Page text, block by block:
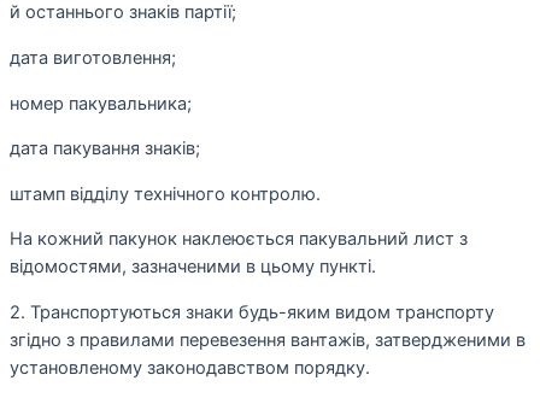
й останнього знаків партії;
дата виготовлення;
номер пакувальника;
дата пакування знаків;
штамп відділу технічного контролю.
На кожний пакунок наклеюється пакувальний лист з
відомостями, зазначеними в цьому пункті.
2. Транспортуються знаки будь-яким видом транспорту
згідно з правилами перевезення вантажів, затвердженими в
установленому законодавством порядку.